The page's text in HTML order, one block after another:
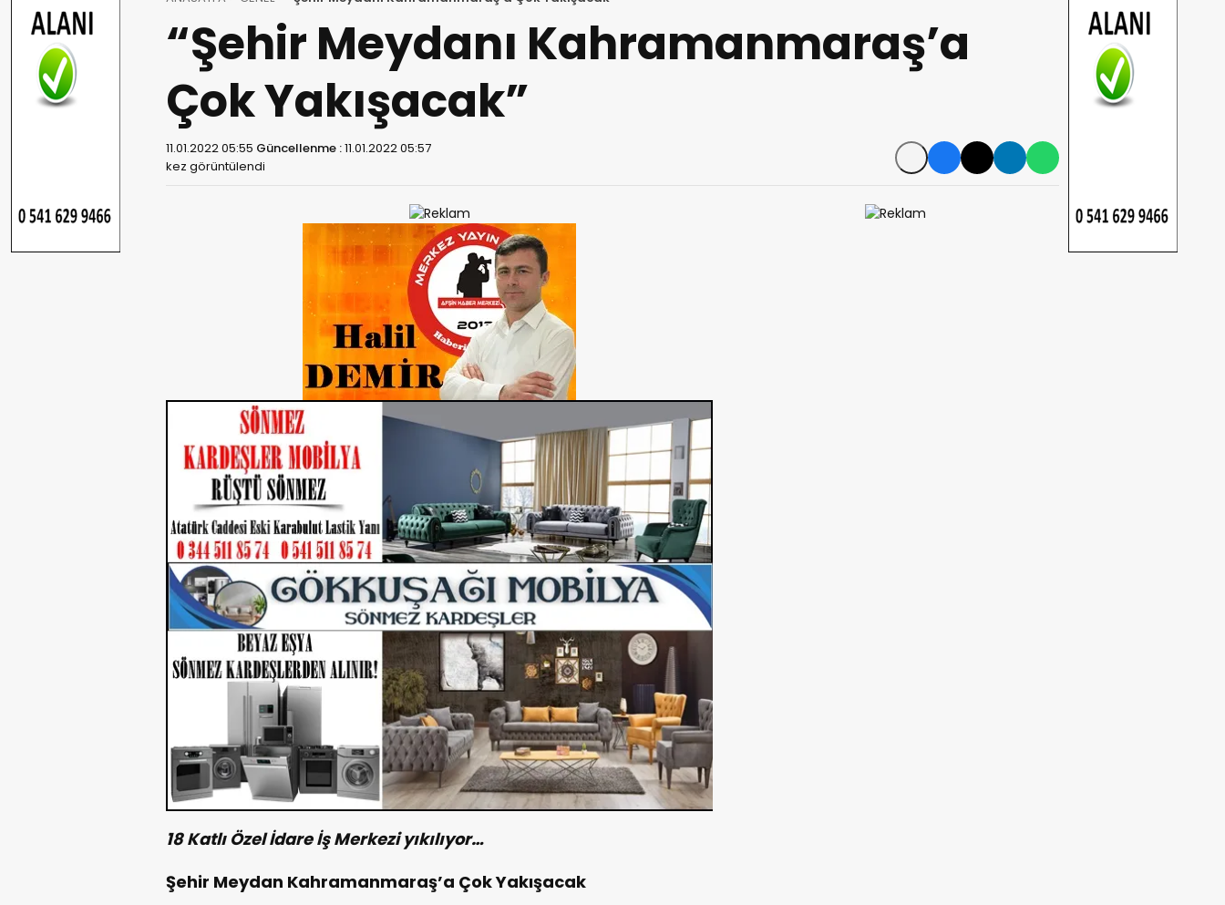
“Şehir Meydanı Kahramanmaraş’a
Çok Yakışacak”
11.01.2022 05:55 Güncellenme :11.01.2022 05:57
kez görüntülendi
18 Katlı Özel İdare İş Merkezi yıkılıyor…
Şehir Meydan Kahramanmaraş’a Çok Yakışacak